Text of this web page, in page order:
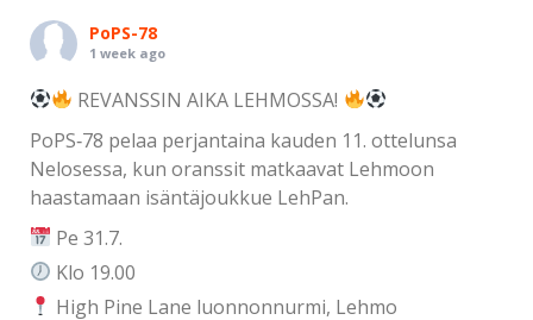
PoPS-78
1 week ago
REVANSSIN AIKA LEHMOSSA!
PoPS‑78 pelaa perjantaina kauden 11. ottelunsa
Nelosessa, kun oranssit matkaavat Lehmoon
haastamaan isäntäjoukkue LehPan.
Pe 31.7.
Klo 19.00
High Pine Lane luonnonnurmi, Lehmo